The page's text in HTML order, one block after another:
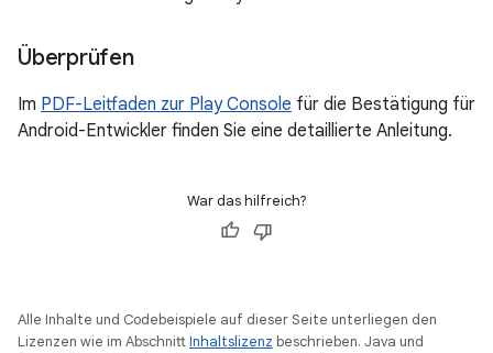
Überprüfen
Im PDF-Leitfaden zur Play Console für die Bestätigung für
Android-Entwickler finden Sie eine detaillierte Anleitung.
War das hilfreich?
Alle Inhalte und Codebeispiele auf dieser Seite unterliegen den
Lizenzen wie im AbschnittInhaltslizenz beschrieben. Java und